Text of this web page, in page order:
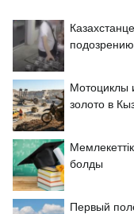
Мотоциклы
золото в
болды
Первый